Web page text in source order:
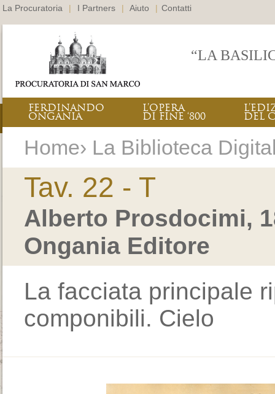
La Procuratoria | I Partners | Aiuto | Contatti
“LA
FERDINANDO
ONGANIA
L’OPERA
DI FINE ‘800 DEL
Home› La Biblioteca
Tav. 22 - T
Alberto Prosdocimi,
Ongania Editore
La facciata principale
componibili. Cielo